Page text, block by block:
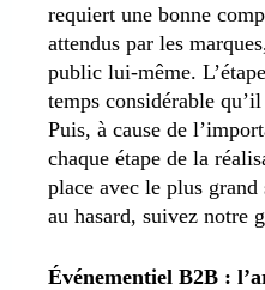
requiert une bonne
attendus par les
public lui-même.
temps considérable
Puis, à cause de
chaque étape de la
place avec le plus
au hasard, suivez notre
Événementiel B2B :